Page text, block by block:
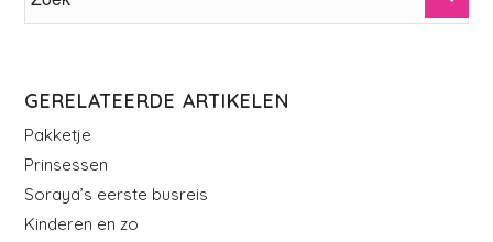
GERELATEERDE ARTIKELEN
Pakketje
Prinsessen
Soraya’s eerste busreis
Kinderen en zo